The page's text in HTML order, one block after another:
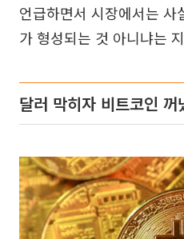
언급하면서 시장에서는 사
가 형성되는 것 아니냐는
달러 막히자 비트코인 꺼